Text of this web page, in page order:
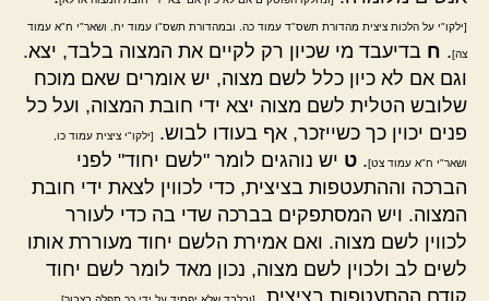
[ילקו"י על הלכות ציצית מהדורת תשס"ד עמוד כה. ובמהדורת תשס"ו עמוד יח. ושאר"י ח"א עמוד
צה]. ח בדיעבד מי שכיון רק לקיים את המצוה בלבד, יצא.
וגם אם לא כיון כלל לשם מצוה, יש אומרים שאם מוכח
שלובש הטלית לשם מצוה יצא ידי חובת המצוה, ועל כל
פנים יכוין כך כשייזכר, אף בעודו לבוש.
[ילקו"י ציצית עמוד כו,
ושאר"י ח"א עמוד צט]. ט יש נוהגים לומר "לשם יחוד" לפני
הברכה וההתעטפות בציצית, כדי לכווין לצאת ידי חובת
המצוה. ויש המסתפקים בברכה שדי בה כדי לעורר
לכווין לשם מצוה. ואם אמירת הלשם יחוד מעוררת אותו
לשים לב ולכוין לשם מצוה, נכון מאד לומר לשם יחוד
קודם ההתעטפות בציצית.
.